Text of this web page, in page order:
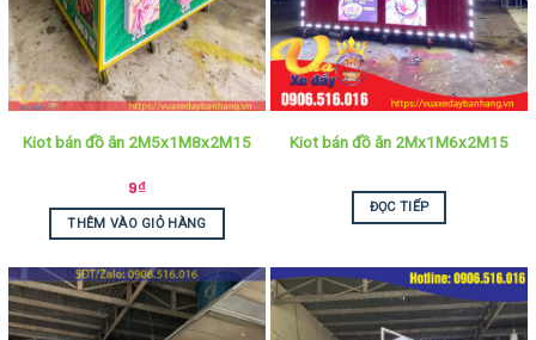
Kiot bán đồ ăn 2M5x1M8x2M15
9₫
THÊM VÀO GIỎ HÀNG
Kiot bán đồ ăn 2Mx1M6x2M15
ĐỌC TIẾP